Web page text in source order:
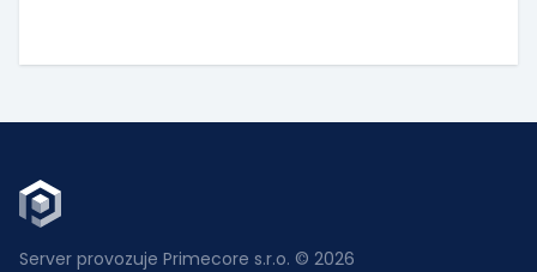
Server provozuje Primecore s.r.o. © 2026